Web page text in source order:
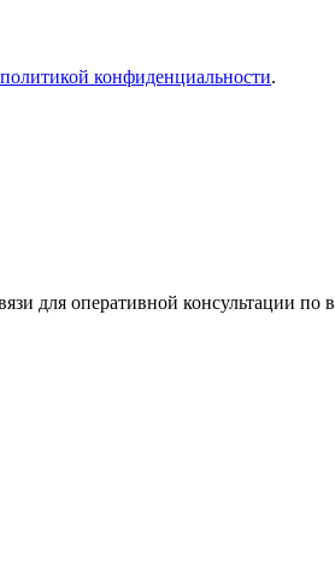
политикой конфиденциальности.
для оперативной консультации по